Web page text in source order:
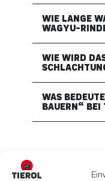
WIE LANGE
WAGYU-
WIE WIRD
WAS
BAUERN“ BEI